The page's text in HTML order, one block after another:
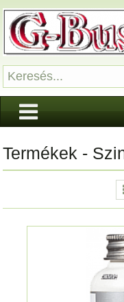
Termékek -